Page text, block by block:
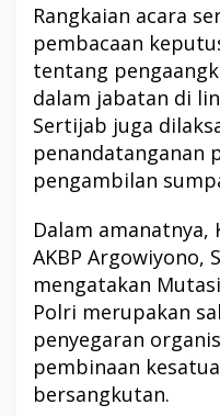
Rangkaian acara
pembacaan
tentang
dalam jabatan di
Sertijab juga
penandatanganan
pengambilan
Dalam
AKBP Argowiyono,
mengatakan
Polri merupakan
penyegaran
pembinaan
bersangkutan.